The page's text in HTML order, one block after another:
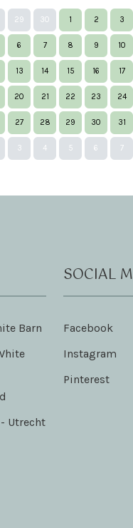
29 30 1 2 3
6 7 8 9 10
13 14 15 16 17
20 21 22 23 24
27 28 29 30 31
3 4 5 6 7
Barn
Utrecht
SOCIAL
Facebook
Instagram
Pinterest